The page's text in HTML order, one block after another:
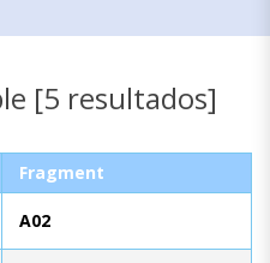
[5 resultados]
Fragment
A02